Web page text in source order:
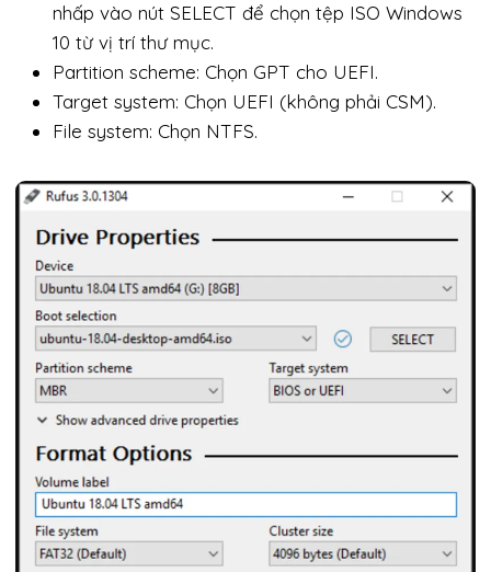
nhấp vào nút SELECT để chọn tệp ISO Windows
10 từ vị trí thư mục.
Partition scheme: Chọn GPT cho UEFI.
Target system: Chọn UEFI (không phải CSM).
File system: Chọn NTFS.